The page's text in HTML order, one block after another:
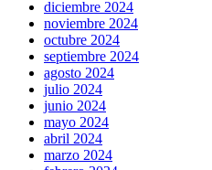
diciembre 2024
noviembre 2024
octubre 2024
septiembre 2024
agosto 2024
julio 2024
junio 2024
mayo 2024
abril 2024
marzo 2024